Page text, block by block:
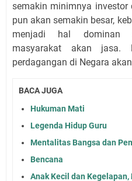
semakin minimnya
pun akan semakin besar,
menjadi hal dominan
masyarakat akan jasa.
perdagangan di Negara
BACA JUGA
Hukuman Mati
Legenda Hidup Guru
Mentalitas Bangsa dan
Bencana
Anak Kecil dan